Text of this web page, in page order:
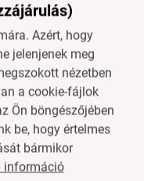
számára.
Azért, hogy
jelenjenek meg
nézetben
a cookie-fájlok
Ön böngészőjében
be, hogy értelmes
bármikor
információ